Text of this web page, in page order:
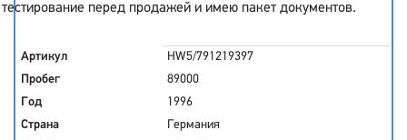
тестирование перед продажей и имею пакет документов.
Артикул
HW5/791219397
Пробег
89000
Год
1996
Страна
Германия